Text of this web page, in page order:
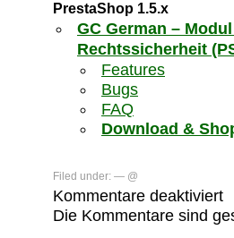
PrestaShop 1.5.x
GC German –
Rechtssicherheit
Features
Bugs
FAQ
Download &
Filed under: — @
Kommentare deaktiviert
Die Kommentare sind